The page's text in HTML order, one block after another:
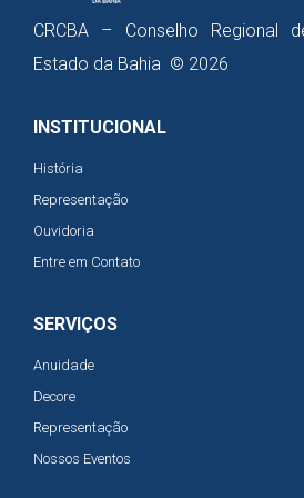
CRCBA – Conselho Regional
Estado da Bahia © 2026
INSTITUCIONAL
História
Representação
Ouvidoria
Entre em Contato
SERVIÇOS
Anuidade
Decore
Representação
Nossos Eventos